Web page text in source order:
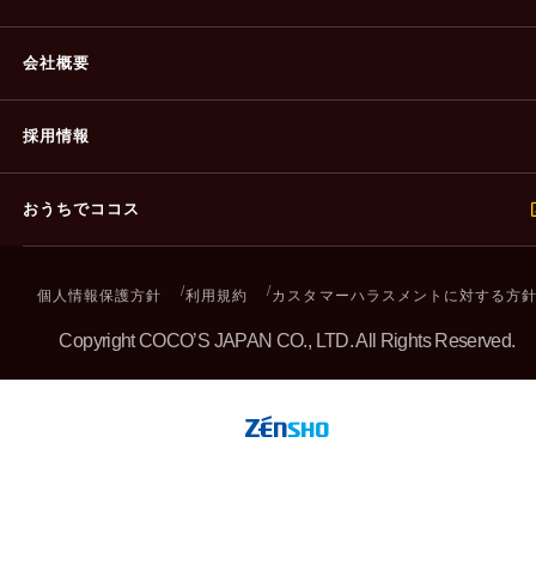
会社概要
採用情報
おうちでココス
個人情報保護方針 利用規約 カスタマーハラスメントに対する方針
Copyright COCO’S JAPAN CO., LTD. All Rights Reserved.